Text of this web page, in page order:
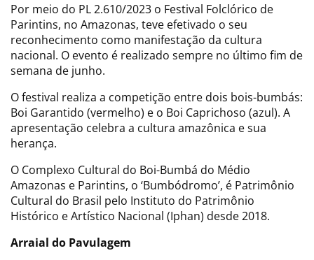
Por meio do PL 2.610/2023 o Festival Folclórico de
Parintins, no Amazonas, teve efetivado o seu
reconhecimento como manifestação da cultura
nacional. O evento é realizado sempre no último fim de
semana de junho.
O festival realiza a competição entre dois bois-bumbás:
Boi Garantido (vermelho) e o Boi Caprichoso (azul). A
apresentação celebra a cultura amazônica e sua
herança.
O Complexo Cultural do Boi-Bumbá do Médio
Amazonas e Parintins, o ‘Bumbódromo’, é Patrimônio
Cultural do Brasil pelo Instituto do Patrimônio
Histórico e Artístico Nacional (Iphan) desde 2018.
Arraial do Pavulagem